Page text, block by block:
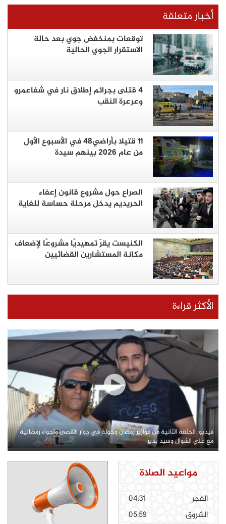
أخبار متعلقة
توقعات بمنخفض جوي بعد حالة
الاستقرار الجوي الحالية
4 قتلى بجرائم إطلاق نار في شفاعمرو
وعرعرة النقب
11 قتيلا بأراضي48 في الأسبوع الأول
من عام 2026 بينهم سيدة
الصراع حول مشروع قانون إعفاء
الحريديم يدخل مرحلة حساسة للغاية
الكنيست يقرّ تمهيديًا مشروعًا لإضعاف
مكانة المستشارين القضائيين
الأكثر قراءة
فيديو: الحلقة الثانية من فوازير رمضان وجولة في دوار الاقصى واجواء رمضانية
مع علي الشوال وسيد بدير
مواعيد الصلاة
الفجر
04:31
الشروق
05:59